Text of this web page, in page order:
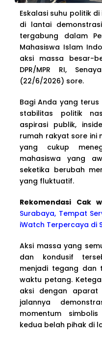
Eskalasi suhu politik
di lantai
tergabung dalam
Mahasiswa Islam
aksi massa besar-
DPR/MPR RI,
(22/6/2026) sore.
Bagi Anda yang
stabilitas politik
aspirasi publik,
rumah rakyat sore ini
yang cukup
mahasiswa yang
seketika berubah
yang fluktuatif.
Rekomendasi Cak
Surabaya, Tempat
iWatch Terpercaya di
Aksi massa yang
dan kondusif
menjadi tegang dan
waktu petang.
aksi dengan aparat
jalannya
momentum
kedua belah pihak di